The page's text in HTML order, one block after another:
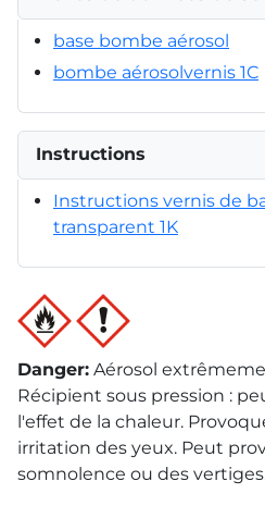
base bombe aérosol
bombe aérosolvernis 1C
Instructions
Instructions vernis de
transparent 1K
Danger: Aérosol
Récipient sous pression :
l'effet de la chaleur.
irritation des yeux. Peut
somnolence ou des